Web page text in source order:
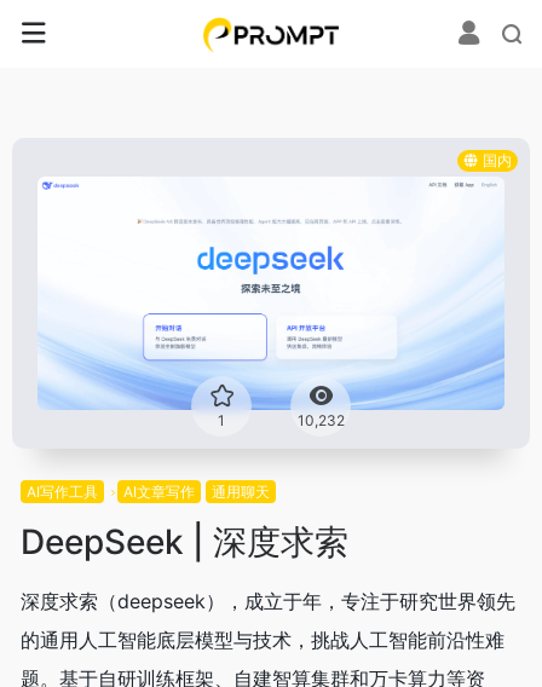
国内
1 10,232
AI写作工具 AI文章写作 通用聊天
DeepSeek | 深度求索
深度求索（deepseek），成立于年，专注于研究世界领先
的通用人工智能底层模型与技术，挑战人工智能前沿性难
题。基于自研训练框架、自建智算集群和万卡算力等资